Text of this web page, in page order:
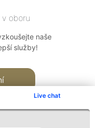
Live chat
oboru
naše
služby!